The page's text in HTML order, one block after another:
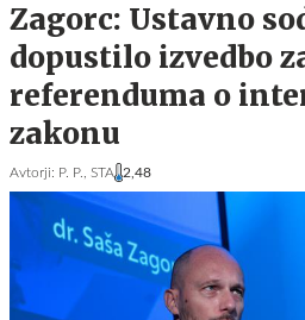
Zagorc: Ustavno
dopustilo izvedbo
referenduma o
zakonu
Avtorji: P. P., STA 2,48